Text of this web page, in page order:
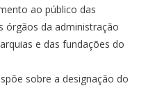
ao público das
órgãos da administração
e das fundações do
sobre a designação do